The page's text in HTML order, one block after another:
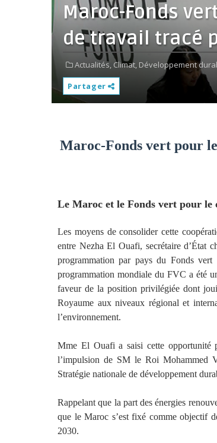
Maroc-Fonds
de travail tracé
Actualités, Climat, Développement
Partager
Maroc-Fonds vert pour
Le Maroc et le Fonds vert pour
Les moyens de consolider cette
entre Nezha El Ouafi, secrétaire d’État
programmation par pays du Fonds
programmation mondiale du FVC a été
faveur de la position privilégiée dont
Royaume aux niveaux régional et
l’environnement.
Mme El Ouafi a saisi cette opportunité
l’impulsion de SM le Roi Mohammed
Stratégie nationale de développement
Rappelant que la part des énergies
que le Maroc s’est fixé comme objectif
2030.